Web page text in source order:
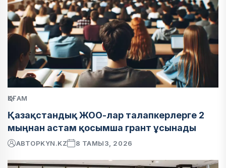
ҚОҒАМ
Қазақстандық ЖОО-лар талапкерлерге 2
мыңнан астам қосымша грант ұсынады
АВТОРKYN.KZ 8 ТАМЫЗ, 2026